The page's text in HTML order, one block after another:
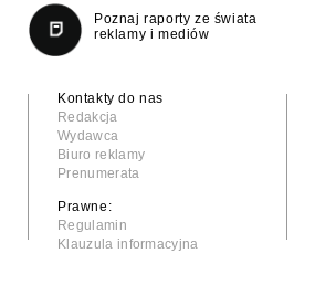
Poznaj raporty ze świata
reklamy i mediów
Kontakty do nas
Redakcja
Wydawca
Biuro reklamy
Prenumerata
Prawne:
Regulamin
Klauzula informacyjna